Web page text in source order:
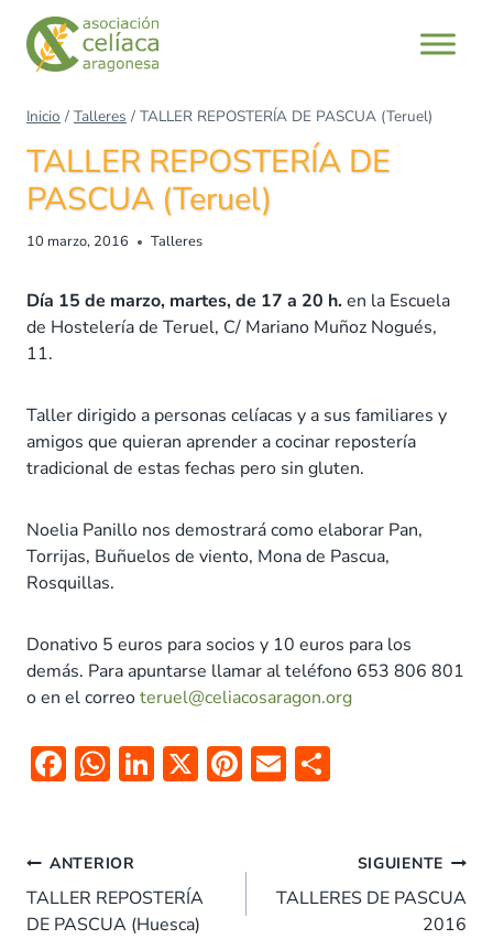
Saltar
contenido
Inicio / Talleres / TALLER REPOSTERÍA DE PASCUA (Teruel)
TALLER REPOSTERÍA DE
PASCUA (Teruel)
10 marzo, 2016 Talleres
Día 15 de marzo, martes, de 17 a 20 h.en la Escuela
de Hostelería de Teruel, C/ Mariano Muñoz Nogués,
11.
Taller dirigido a personas celíacas y a sus familiares y
amigos que quieran aprender a cocinar repostería
tradicional de estas fechas pero sin gluten.
Noelia Panillo nos demostrará como elaborar Pan,
Torrijas, Buñuelos de viento, Mona de Pascua,
Rosquillas.
Donativo 5 euros para socios y 10 euros para los
demás. Para apuntarse llamar al teléfono 653 806 801
o en el correoteruel@celiacosaragon.org
F
b
o
W
s
A
Li
dI
X Pi
es
t
E
ar
Navegación
de
entradas
ANTERIOR
TALLER REPOSTERÍA
DE PASCUA (Huesca)
SIGUIENTE
TALLERES DE PASCUA
2016